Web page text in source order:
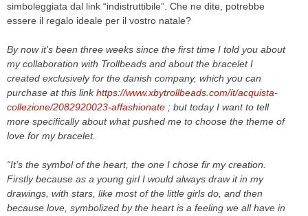
simboleggiata dal link “indistruttibile”. Che ne dite, potrebbe
essere il regalo ideale per il vostro natale?
By now it’s been three weeks since the first time I told you about
my collaboration with Trollbeads and about the bracelet I
created exclusively for the danish company, which you can
purchase at this linkhttps://www.xbytrollbeads.com/it/acquista-
collezione/2082920023-affashionate ; but today I want to tell
more specifically about what pushed me to choose the theme of
love for my bracelet.
“It’s the symbol of the heart, the one I chose fir my creation.
Firstly because as a young girl I would always draw it in my
drawings, with stars, like most of the little girls do, and then
because love, symbolized by the heart is a feeling we all have in